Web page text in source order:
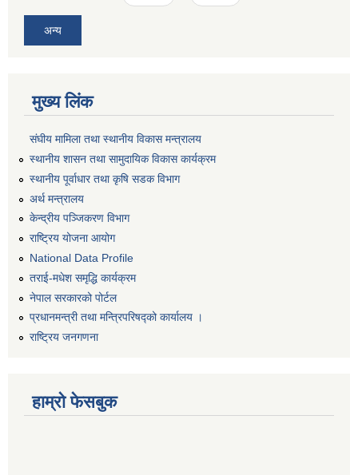
अन्य
मुख्य लिंक
संघीय मामिला तथा स्थानीय विकास मन्त्रालय
स्थानीय शासन तथा सामुदायिक विकास कार्यक्रम
स्थानीय पूर्वाधार तथा कृषि सडक विभाग
अर्थ मन्त्रालय
केन्द्रीय पञ्जिकरण विभाग
राष्ट्रिय योजना आयोग
National Data Profile
तराई-मधेश समृद्धि कार्यक्रम
नेपाल सरकारको पोर्टल
प्रधानमन्त्री तथा मन्त्रिपरिषद्को कार्यालय ।
राष्ट्रिय जनगणना
हाम्रो फेसबुक